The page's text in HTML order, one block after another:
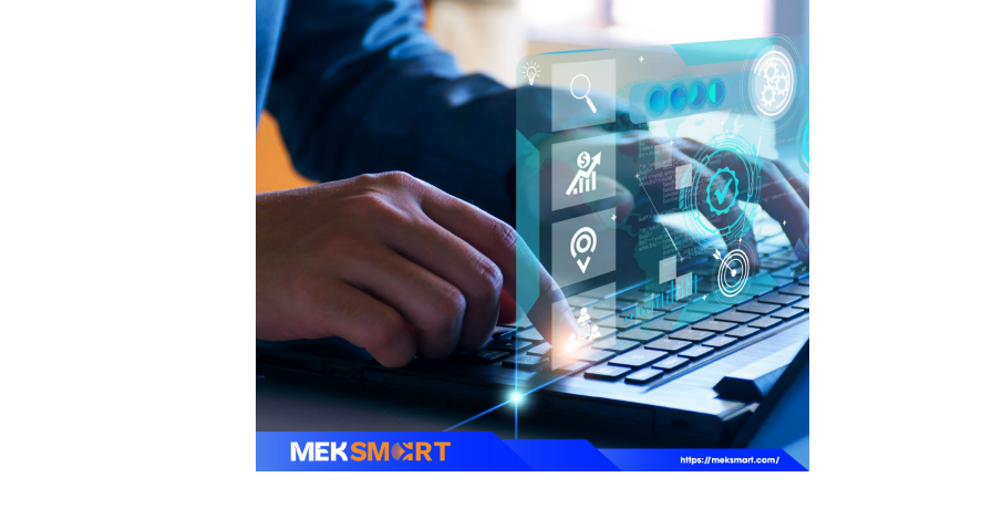
Hãy cùng nhau
Giải quyết thông minh
Những vấn đề của bạn